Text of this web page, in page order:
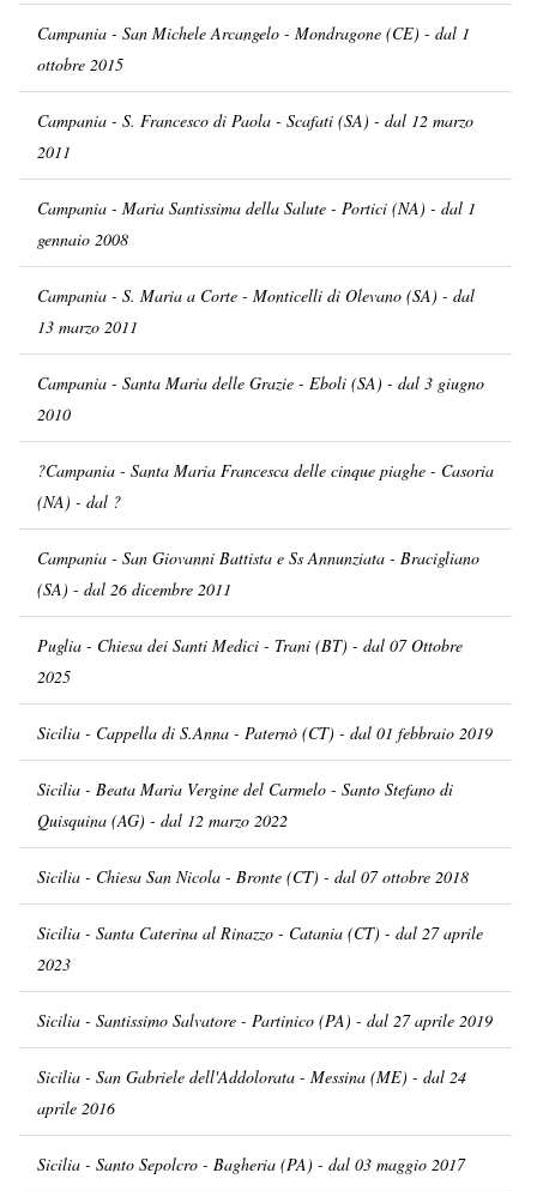
Campania - San Michele Arcangelo - Mondragone (CE) - dal 1
ottobre 2015
Campania - S. Francesco di Paola - Scafati (SA) - dal 12 marzo
2011
Campania - Maria Santissima della Salute - Portici (NA) - dal 1
gennaio 2008
Campania - S. Maria a Corte - Monticelli di Olevano (SA) - dal
13 marzo 2011
Campania - Santa Maria delle Grazie - Eboli (SA) - dal 3 giugno
2010
?Campania - Santa Maria Francesca delle cinque piaghe - Casoria
(NA) - dal ?
Campania - San Giovanni Battista e Ss Annunziata - Bracigliano
(SA) - dal 26 dicembre 2011
Puglia - Chiesa dei Santi Medici - Trani (BT) - dal 07 Ottobre
2025
Sicilia - Cappella di S.Anna - Paternò (CT) - dal 01 febbraio 2019
Sicilia - Beata Maria Vergine del Carmelo - Santo Stefano di
Quisquina (AG) - dal 12 marzo 2022
Sicilia - Chiesa San Nicola - Bronte (CT) - dal 07 ottobre 2018
Sicilia - Santa Caterina al Rinazzo - Catania (CT) - dal 27 aprile
2023
Sicilia - Santissimo Salvatore - Partinico (PA) - dal 27 aprile 2019
Sicilia - San Gabriele dell'Addolorata - Messina (ME) - dal 24
aprile 2016
Sicilia - Santo Sepolcro - Bagheria (PA) - dal 03 maggio 2017